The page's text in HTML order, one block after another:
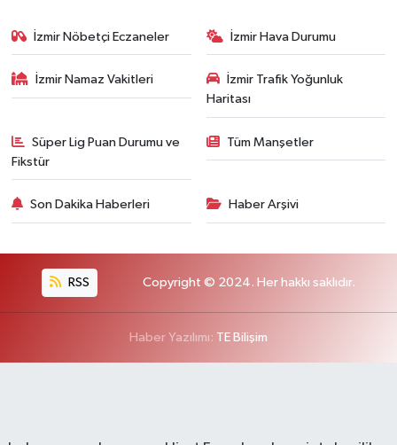
İzmir Nöbetçi Eczaneler İzmir Hava Durumu
İzmir Namaz Vakitleri
İzmir Trafik Yoğunluk
Haritası
Süper Lig Puan Durumu ve
Fikstür
Tüm Manşetler
Son Dakika Haberleri Haber Arşivi
RSS Copyright © 2024. Her hakkı saklıdır.
Haber Yazılımı: TE Bilişim